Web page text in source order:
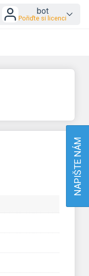
bot
Pořiďte si licenci
NAPIŠTE NÁM